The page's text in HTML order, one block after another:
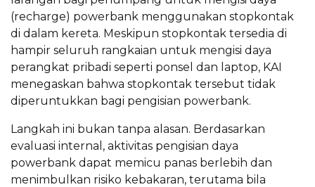
(recharge) powerbank menggunakan stopkontak
di dalam kereta. Meskipun stopkontak tersedia di
hampir seluruh rangkaian untuk mengisi daya
perangkat pribadi seperti ponsel dan laptop, KAI
menegaskan bahwa stopkontak tersebut tidak
diperuntukkan bagi pengisian powerbank.
Langkah ini bukan tanpa alasan. Berdasarkan
evaluasi internal, aktivitas pengisian daya
powerbank dapat memicu panas berlebih dan
menimbulkan risiko kebakaran, terutama bila